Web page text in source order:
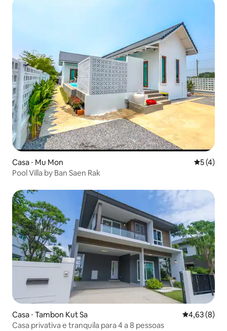
Casa ⋅ Mu Mon 5 de
5 (4)
Pool Villa by Ban Saen Rak
Casa ⋅ Tambon Kut Sa 4,63 de uma
4,63 (8)
Casa privativa e tranquila para 4 a 8 pessoas